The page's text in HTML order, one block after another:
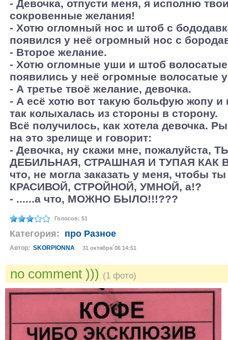
- Девочка, отпусти меня, я исполню
сокровенные желания!
- Хотю огломный нос и штоб с
появился у неё огромный нос с
- Второе желание.
- Хотю огломные уши и штоб волосатые
появились у неё огромные волосатые
- А третье твоё желание, девочка.
- А есё хотю вот такую больфую жопу и
так колыхалась из стороны в сторону.
Всё получилось, как хотела девочка.
на это зрелище и говорит:
- Девочка, ну скажи мне, пожалуйста,
ДЕБИЛЬНАЯ, СТРАШНАЯ И ТУПАЯ КАК
что, не могла заказать у меня, чтобы
КРАСИВОЙ, СТРОЙНОЙ, УМНОЙ, а!?
- ......а что, МОЖНО БЫЛО!!!???
Голосов: 51
Категория: про Разное
Автор: SKORPIONNA 31 октября´06 14:51
no comment ))) (1 фото)